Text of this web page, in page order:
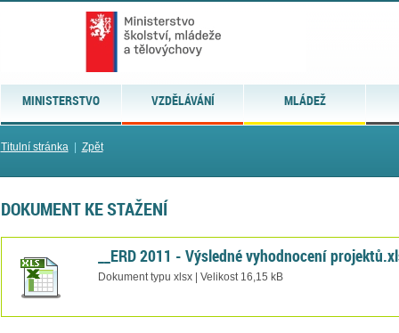
MINISTERSTVO VZDĚLÁVÁNÍ MLÁDEŽ
Titulní stránka| Zpět
DOKUMENT KE STAŽENÍ
__ERD 2011 - Výsledné vyhodnocení
Dokument typu xlsx | Velikost 16,15 kB